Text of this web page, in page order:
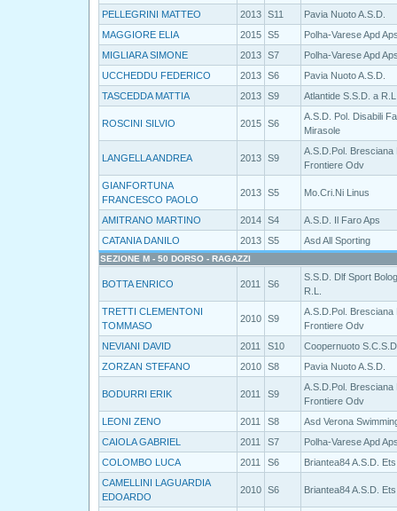
PELLEGRINI MATTEO
2013 S11
Pavia Nuoto A.S.D.
MAGGIORE ELIA
2015 S5
Polha-Varese Apd
MIGLIARA SIMONE
2013 S7
Polha-Varese Apd
UCCHEDDU FEDERICO
2013 S6
Pavia Nuoto A.S.D.
TASCEDDA MATTIA
2013 S9 Atlantide S.S.D. a
ROSCINI SILVIO 2015 S6
A.S.D. Pol. Disabili
Mirasole
LANGELLA ANDREA 2013 S9
A.S.D.Pol. Bresciana
Frontiere Odv
GIANFORTUNA
FRANCESCO PAOLO
2013 S5 Mo.Cri.Ni Linus
AMITRANO MARTINO 2014 S4
A.S.D. Il Faro Aps
CATANIA DANILO
2013 S5 Asd All Sporting
SEZIONE M - 50 DORSO - RAGAZZI
BOTTA ENRICO 2011 S6
S.S.D. Dlf Sport
R.L.
TRETTI CLEMENTONI
TOMMASO
2010 S9
A.S.D.Pol. Bresciana
Frontiere Odv
NEVIANI DAVID
2011 S10
Coopernuoto S.C.S.D
ZORZAN STEFANO
2010 S8 Pavia Nuoto A.S.D.
BODURRI ERIK 2011 S9
A.S.D.Pol. Bresciana
Frontiere Odv
LEONI ZENO
2011 S8
Asd Verona
CAIOLA GABRIEL
2011 S7
Polha-Varese Apd
COLOMBO LUCA
2011 S6
Briantea84 A.S.D. Ets
CAMELLINI LAGUARDIA
EDOARDO
2010 S6 Briantea84 A.S.D. Ets